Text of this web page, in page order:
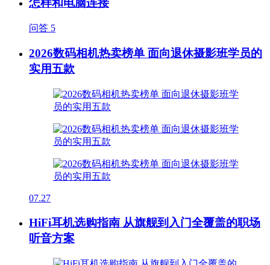
怎样和电脑连接
问答 5
2026数码相机热卖榜单 面向退休摄影班学员的
实用五款
07.27
HiFi耳机选购指南 从旗舰到入门全覆盖的职场
听音方案